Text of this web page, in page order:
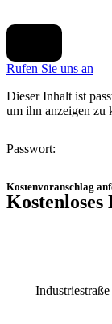
Rufen Sie uns an
Dieser Inhalt ist
um ihn anzeigen zu
Passwort:
Kostenvoranschlag
Kostenloses